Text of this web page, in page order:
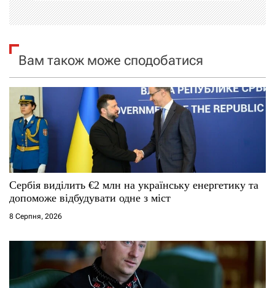
п
а
п
и
с
я
м
і
а
п
и
с
і
в
Вам також може сподобатися
Сербія виділить €2 млн на українську енергетику та
допоможе відбудувати одне з міст
8 Серпня, 2026